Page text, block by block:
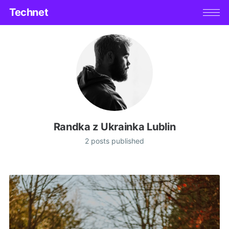
Technet
Randka z Ukrainka Lublin
2 posts published